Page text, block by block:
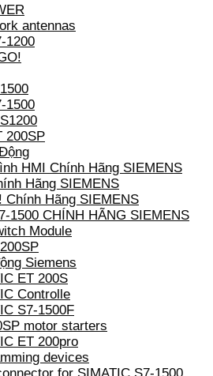
antennas
1200
1500
200SP
HMI Chính Hãng SIEMENS
Hãng SIEMENS
Chính Hãng SIEMENS
1500 CHÍNH HÃNG SIEMENS
Module
Siemens
ET 200S
Controlle
S7-1500F
motor starters
ET 200pro
devices